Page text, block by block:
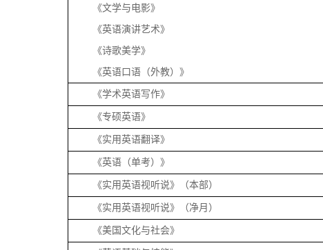
《文学与电影》
《英语演讲艺术》
《诗歌美学》
《英语口语（外教）》
《学术英语写作》
《专硕英语》
《实用英语翻译》
《英语（单考）》
《实用英语视听说》（本部）
《实用英语视听说》（净月）
《美国文化与社会》